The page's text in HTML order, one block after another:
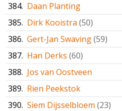
384. Daan Planting
385. Dirk Kooistra (50)
386. Gert-Jan Swaving(59)
387. Han Derks (60)
388. Jos van Oostveen
389. Rien Peekstok
390. Siem Dijsselbloem (23)